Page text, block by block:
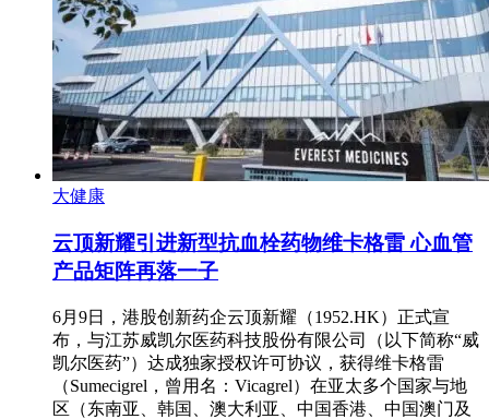
大健康
云顶新耀引进新型抗血栓药物维卡格雷 心血管
产品矩阵再落一子
6月9日，港股创新药企云顶新耀（1952.HK）正式宣
布，与江苏威凯尔医药科技股份有限公司（以下简称“威
凯尔医药”）达成独家授权许可协议，获得维卡格雷
（Sumecigrel，曾用名：Vicagrel）在亚太多个国家与地
区（东南亚、韩国、澳大利亚、中国香港、中国澳门及